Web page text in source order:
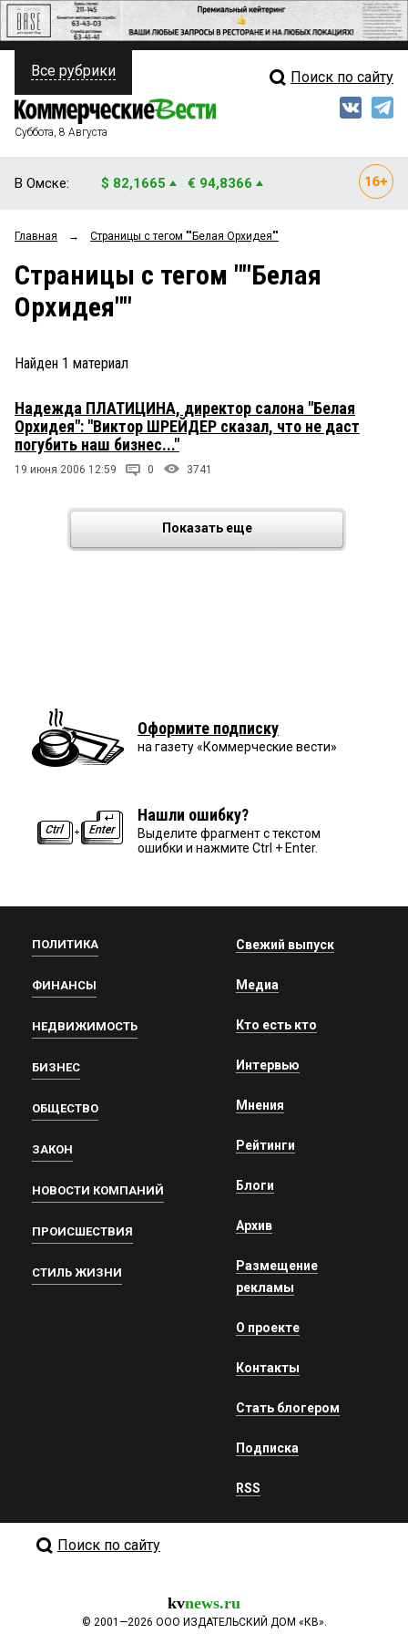
ПОЛИТИКА
ФИНАНСЫ
ОБЩЕСТВО
ЗАКОН
НОВОСТИ КОМПАНИЙ
ПРОИСШЕСТВИЯ
СТИЛЬ ЖИЗНИ
Свежий выпуск
Мнения
Рейтинги
Все рубрики Поиск по сайту
Суббота, 8 Августа
В Омске: $ 82,1665 € 94,8366
Главная → Страницы c тегом ""Белая Орхидея""
Страницы c тегом ""Белая
Орхидея""
Найден 1 материал
Надежда ПЛАТИЦИНА, директор салона "Белая
Орхидея": "Виктор ШРЕЙДЕР сказал, что не даст
погубить наш бизнес..."
19 июня 2006 12:59 0 3741
Показать еще
Оформите подписку
на газету «Коммерческие вести»
Нашли ошибку?
Выделите фрагмент с текстом
ошибки и нажмите Ctrl + Enter.
ПОЛИТИКА
ФИНАНСЫ
НЕДВИЖИМОСТЬ
БИЗНЕС
ОБЩЕСТВО
ЗАКОН
НОВОСТИ КОМПАНИЙ
ПРОИСШЕСТВИЯ
СТИЛЬ ЖИЗНИ
Свежий выпуск
Медиа
Кто есть кто
Интервью
Мнения
Рейтинги
Блоги
Архив
Размещение
рекламы
О проекте
Контакты
Стать блогером
Подписка
RSS
Поиск по сайту
kvnews.ru
© 2001—2026 ООО ИЗДАТЕЛЬСКИЙ ДОМ «КВ».